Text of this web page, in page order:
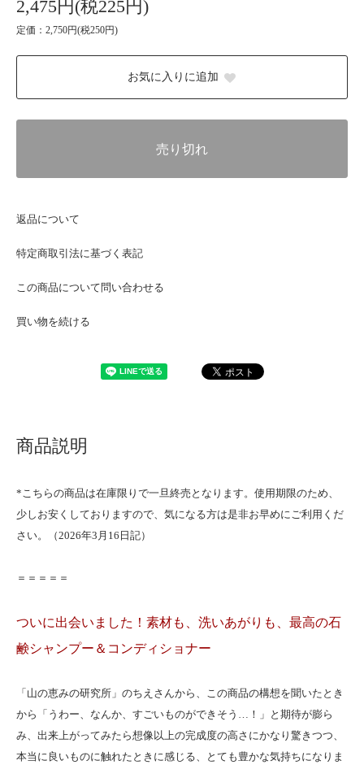
2,475円(税225円)
定価：2,750円(税250円)
お気に入りに追加
売り切れ
返品について
特定商取引法に基づく表記
この商品について問い合わせる
買い物を続ける
商品説明
*こちらの商品は在庫限りで一旦終売となります。使用期限のため、
少しお安くしておりますので、気になる方は是非お早めにご利用くだ
さい。（2026年3月16日記）
＝＝＝＝＝
ついに出会いました！素材も、洗いあがりも、最高の石
鹸シャンプー＆コンディショナー
「山の恵みの研究所」のちえさんから、この商品の構想を聞いたとき
から「うわー、なんか、すごいものができそう…！」と期待が膨ら
み、出来上がってみたら想像以上の完成度の高さにかなり驚きつつ、
本当に良いものに触れたときに感じる、とても豊かな気持ちになりま